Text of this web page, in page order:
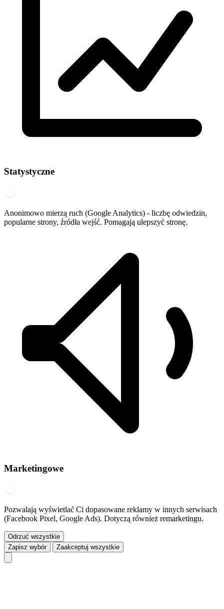
Statystyczne
Anonimowo mierzą ruch (Google Analytics) - liczbę odwiedzin,
popularne strony, źródła wejść. Pomagają ulepszyć stronę.
Marketingowe
Pozwalają wyświetlać Ci dopasowane reklamy w innych serwisach
(Facebook Pixel, Google Ads). Dotyczą również remarketingu.
Odrzuć wszystkie
Zapisz wybór
Zaakceptuj wszystkie